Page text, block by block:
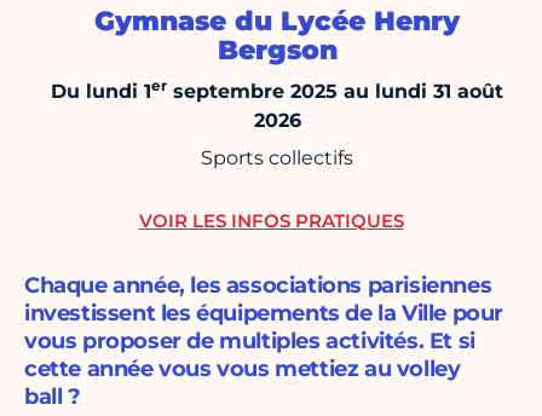
Gymnase du Lycée Henry
Bergson
Du lundi 1er septembre 2025 au lundi 31 août
2026
Sports collectifs
Chaque année, les associations parisiennes
investissent les équipements de la Ville pour
vous proposer de multiples activités. Et si
cette année vous vous mettiez au volley
ball ?
VOIR LES INFOS PRATIQUES